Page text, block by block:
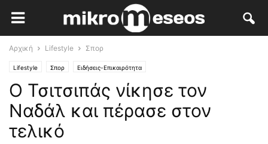
Αρχική Lifestyle Σπορ
Lifestyle Σπορ Ειδήσεις-Επικαιρότητα
Ο Τσιτσιπάς νίκησε τον
Ναδάλ και πέρασε στον
τελικό